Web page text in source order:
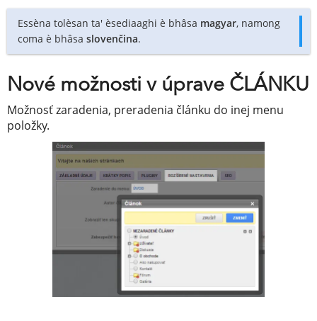
Essèna tolèsan ta' èsediaaghi è bhâsa magyar, namong
coma è bhâsa slovenčina.
Nové možnosti v úprave ČLÁNKU
Možnosť zaradenia, preradenia článku do inej menu
položky.